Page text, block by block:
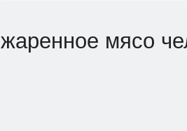
жаренное мясо